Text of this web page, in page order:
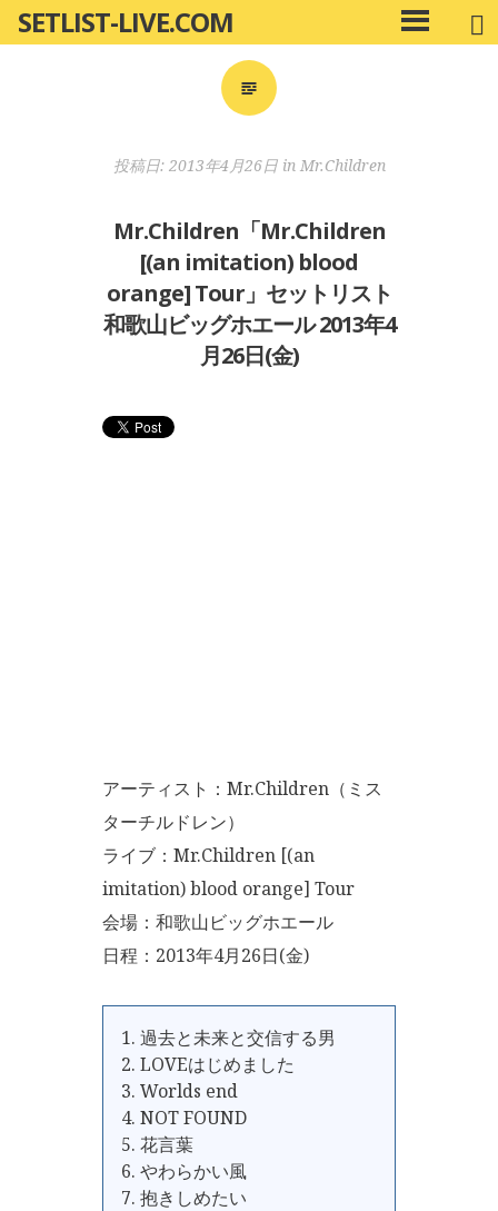
ン
SETLIST-LIVE.COM
メ
イ
投稿日: 2013年4月26日in Mr.Children
Mr.Children「Mr.Children
[(an imitation) blood
orange] Tour」セットリスト
和歌山ビッグホエール 2013年4
月26日(金)
アーティスト：Mr.Children（ミス
ターチルドレン）
ライブ：Mr.Children [(an
imitation) blood orange] Tour
会場：和歌山ビッグホエール
日程：2013年4月26日(金)
1. 過去と未来と交信する男
2. LOVEはじめました
3. Worlds end
4. NOT FOUND
5. 花言葉
6. やわらかい風
7. 抱きしめたい